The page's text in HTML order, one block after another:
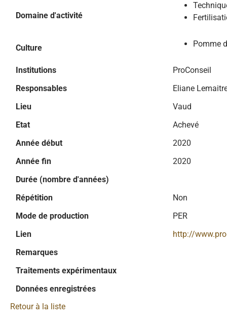
Domaine d'activité
Culture Pomme
Institutions
ProConseil
Responsables
Eliane
Lieu
Vaud
Etat
Achevé
Année début
2020
Année fin
2020
Durée (nombre d'années)
Répétition
Non
Mode de production
PER
Lien
http://
Remarques
Traitements expérimentaux
Données enregistrées
Retour à la liste